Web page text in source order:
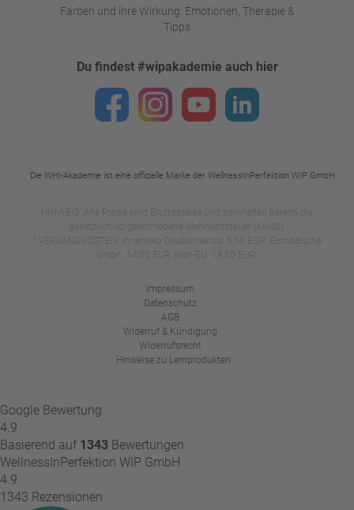
Farben und ihre Wirkung: Emotionen, Therapie &
Tipps
Du findest #wipakademie auch hier
Die WHI-Akademie ist eine offizielle Marke der WellnessInPerfektion WIP GmbH
HINWEIS: Alle Preise sind Bruttopreise und beinhalten bereits die
gesetzlich vorgeschriebene Mehrwertsteuer (MwSt).
VERSANDKOSTEN: Innerhalb Deutschlands: 5,50 EUR, Europäische
Union: 14,50 EUR, Non-EU: 19,50 EUR.
Impressum
Datenschutz
AGB
Widerruf & Kündigung
Widerrufsrecht
Hinweise zu Lernprodukten
Google Bewertung
4.9
Basierend auf 1343 Bewertungen
WellnessInPerfektion WIP GmbH
4.9
1343 Rezensionen